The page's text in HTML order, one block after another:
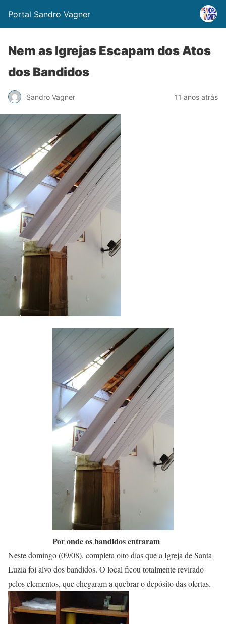
Portal Sandro Vagner
Nem as Igrejas Escapam dos Atos
dos Bandidos
Sandro Vagner 11 anos atrás
Por onde os bandidos entraram
Neste domingo (09/08), completa oito dias que a Igreja de Santa
Luzia foi alvo dos bandidos. O local ficou totalmente revirado
pelos elementos, que chegaram a quebrar o depósito das ofertas.